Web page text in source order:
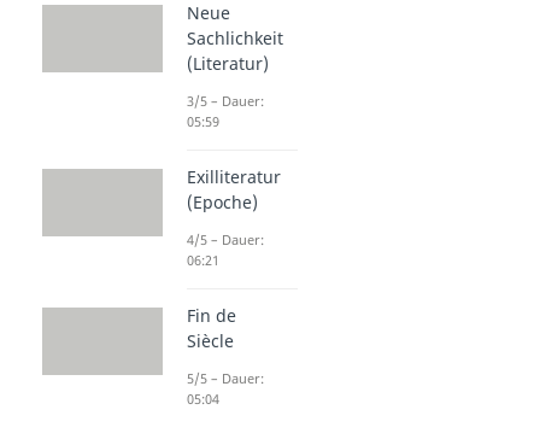
Neue
Sachlichkeit
(Literatur)
3/5 – Dauer:
05:59
Exilliteratur
(Epoche)
4/5 – Dauer:
06:21
Fin de
Siècle
5/5 – Dauer:
05:04